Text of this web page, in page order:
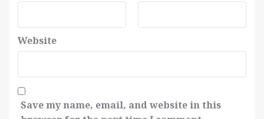
Website
Save my name, email, and website in this